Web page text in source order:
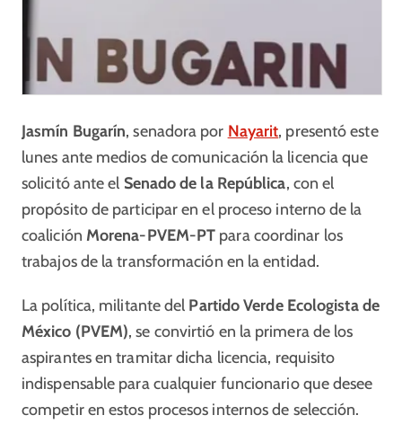
Jasmín Bugarín, senadora por Nayarit, presentó este
lunes ante medios de comunicación la licencia que
solicitó ante el Senado de la República, con el
propósito de participar en el proceso interno de la
coalición Morena-PVEM-PT para coordinar los
trabajos de la transformación en la entidad.
La política, militante del Partido Verde Ecologista de
México (PVEM), se convirtió en la primera de los
aspirantes en tramitar dicha licencia, requisito
indispensable para cualquier funcionario que desee
competir en estos procesos internos de selección.